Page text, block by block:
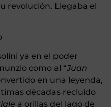
revolución. Llegaba el
ya en el poder
como al “Juan
en una leyenda,
décadas recluido
a orillas del lago de